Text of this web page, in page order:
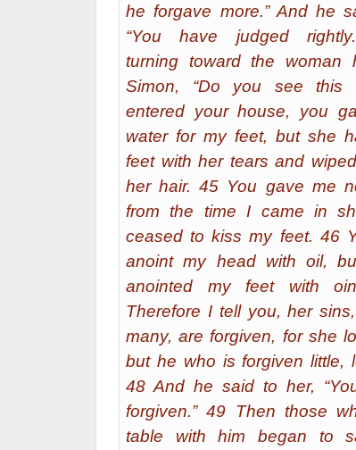
he forgave more.” And he
“You have judged
turning toward the woman
Simon, “Do you see this
entered your house, you
water for my feet, but she
feet with her tears and
her hair. 45 You gave me
from the time I came in
ceased to kiss my feet. 46
anoint my head with oil,
anointed my feet with
Therefore I tell you, her
many, are forgiven, for she
but he who is forgiven little,
48 And he said to her,
forgiven.” 49 Then those
table with him began to